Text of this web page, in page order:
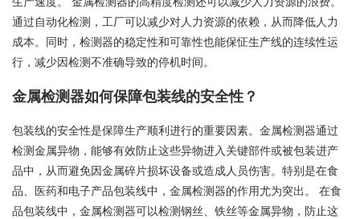
通过自动化检测，工厂可以减少对人力资源的依赖，从而降低人力
成本。同时，检测器的稳定性和可靠性也能保怔生产线的连续性运
行，减少因检测不准确导致的停机时间。
金属检测器如何保障包装线的安全性？
包装线的安全性是保障生产顺利进行的重要因素。金属检测器通过
检测金属异物，能够有效防止这些异物进入关键部件或被包装进产
品中，从而避免因金属碎片损坏设备或造成人员伤害。特别是在食
品、医药和电子产品包装线中，金属检测器的作用尤为突出。 在食
品包装线中，金属检测器可以检测钢丝、铁丝等金属异物，防止这